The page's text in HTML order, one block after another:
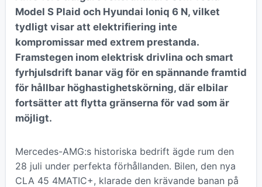
Model S Plaid och Hyundai Ioniq 6 N, vilket
tydligt visar att elektrifiering inte
kompromissar med extrem prestanda.
Framstegen inom elektrisk drivlina och smart
fyrhjulsdrift banar väg för en spännande framtid
för hållbar höghastighetskörning, där elbilar
fortsätter att flytta gränserna för vad som är
möjligt.
Mercedes-AMG:s historiska bedrift ägde rum den
28 juli under perfekta förhållanden. Bilen, den nya
CLA 45 4MATIC+, klarade den krävande banan på